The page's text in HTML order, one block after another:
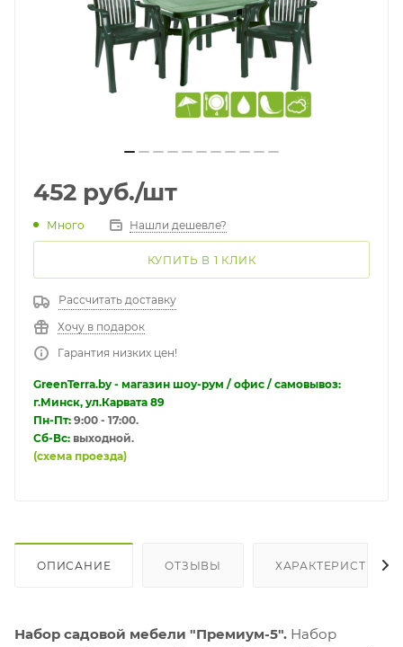
452 руб./шт
Много Нашли дешевле?
КУПИТЬ В 1 КЛИК
Рассчитать доставку
Хочу в подарок
Гарантия низких цен!
GreenTerra.by - магазин шоу-рум / офис / самовывоз:
г.Минск, ул.Карвата 89
Пн-Пт: 9:00 - 17:00.
Сб-Вс: выходной.
(схема проезда)
ОПИСАНИЕ ОТЗЫВЫ ХАРАКТЕРИСТИКИ
Набор садовой мебели "Премиум-5". Набор